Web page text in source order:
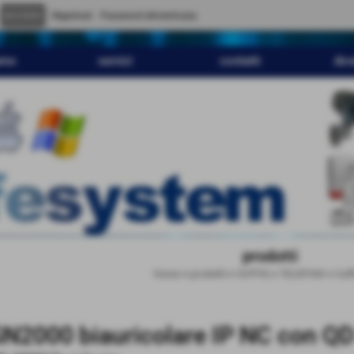
servizi contatti
prodotti
biauricolare IP NC con QD